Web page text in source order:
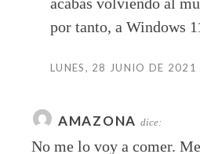
por tanto, a Windows
LUNES, 28 JUNIO DE
AMAZONA dice:
No me lo voy a comer.